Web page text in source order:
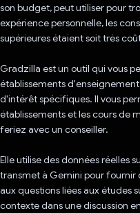
son budget, peut utiliser pour
expérience personnelle, les
supérieures étaient soit très
Gradzilla est un outil qui vous
établissements
d'intérêt spécifiques. Il vous
établissements et les cours de
feriez avec un conseiller.
Elle utilise des données réelles
transmet à Gemini pour fournir
aux questions liées aux études
contexte dans une discussion